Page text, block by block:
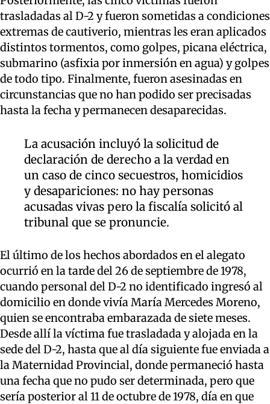
trasladadas al D-2 y fueron sometidas a condiciones
extremas de cautiverio, mientras les eran aplicados
distintos tormentos, como golpes, picana eléctrica,
submarino (asfixia por inmersión en agua) y golpes
de todo tipo. Finalmente, fueron asesinadas en
circunstancias que no han podido ser precisadas
hasta la fecha y permanecen desaparecidas.
La acusación incluyó la solicitud de
declaración de derecho a la verdad en
un caso de cinco secuestros, homicidios
y desapariciones: no hay personas
acusadas vivas pero la fiscalía solicitó al
tribunal que se pronuncie.
El último de los hechos abordados en el alegato
ocurrió en la tarde del 26 de septiembre de 1978,
cuando personal del D-2 no identificado ingresó al
domicilio en donde vivía María Mercedes Moreno,
quien se encontraba embarazada de siete meses.
Desde allí la víctima fue trasladada y alojada en la
sede del D-2, hasta que al día siguiente fue enviada a
la Maternidad Provincial, donde permaneció hasta
una fecha que no pudo ser determinada, pero que
sería posterior al 11 de octubre de 1978, día en que